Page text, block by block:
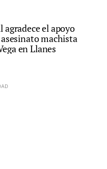
agradece el apoyo
machista
en Llanes